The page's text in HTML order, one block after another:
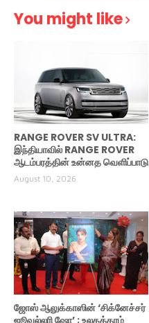
You might like
RANGE ROVER SV ULTRA:
இந்தியாவில் RANGE ROVER
ஆடம்பரத்தின் உன்னத வெளிப்பாடு
August 10, 2026
ஜோஸ் ஆலுக்காஸின் ‘சிக்னேச்சர்
ஜூவல்லரி ஷோ’ ; உலகத்தரம்